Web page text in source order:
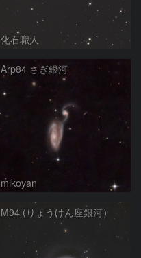
化石職人
Arp84 さぎ銀河
mikoyan
M94 (りょうけん座銀河）